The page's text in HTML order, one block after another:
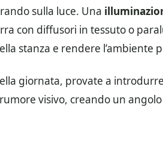
sulla luce. Una
con diffusori in tessuto o
stanza e rendere l’ambiente
giornata, provate a
visivo, creando un